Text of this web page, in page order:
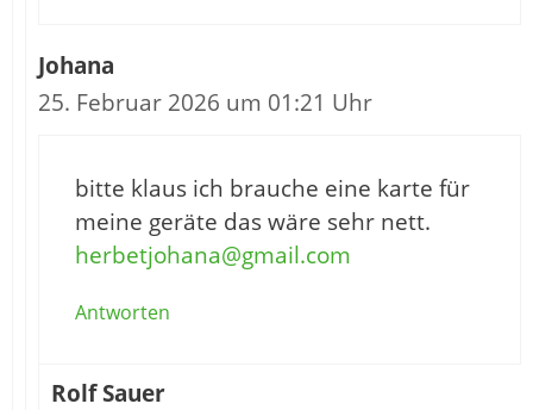
Johana
25. Februar 2026 um 01:21 Uhr
bitte klaus ich brauche eine karte für
meine geräte das wäre sehr nett.
herbetjohana@gmail.com
Antworten
Rolf Sauer